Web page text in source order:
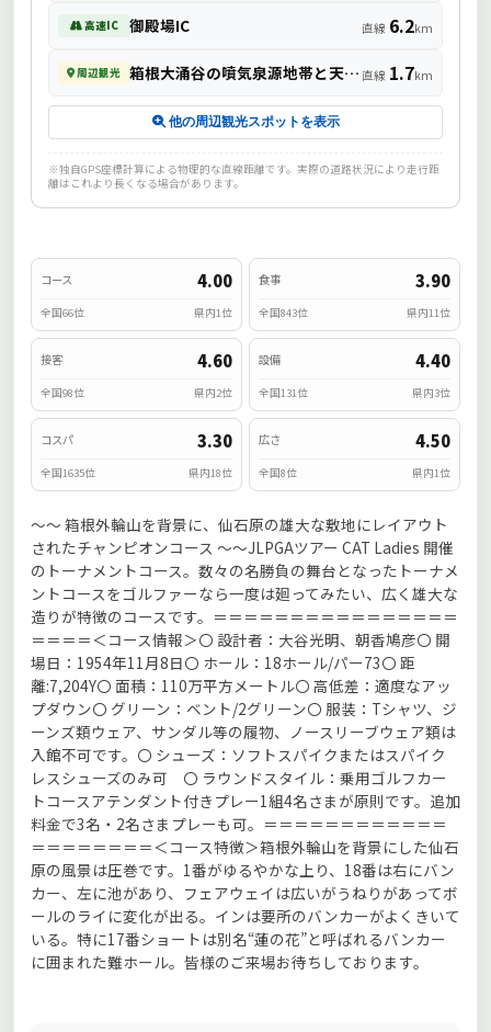
高速IC 御殿場IC 直線 6.2km
周辺観光 箱根大涌谷の噴気泉源地帯と天然岩盤湯壺「姥子の湯」 直線 1.7km
他の周辺観光スポットを表示
※独自GPS座標計算による物理的な直線距離です。実際の道路状況により走行距
離はこれより長くなる場合があります。
コース 4.00
全国66位 県内1位
食事 3.90
全国843位 県内11位
接客 4.60
全国98位 県内2位
設備 4.40
全国131位 県内3位
コスパ 3.30
全国1635位 県内18位
広さ 4.50
全国8位 県内1位
～～ 箱根外輪山を背景に、仙石原の雄大な敷地にレイアウト
されたチャンピオンコース ～～JLPGAツアー CAT Ladies 開催
のトーナメントコース。数々の名勝負の舞台となったトーナメ
ントコースをゴルファーなら一度は廻ってみたい、広く雄大な
造りが特徴のコースです。＝＝＝＝＝＝＝＝＝＝＝＝＝＝＝＝
＝＝＝＝＜コース情報＞〇 設計者：大谷光明、朝香鳩彦〇 開
場日：1954年11月8日〇 ホール：18ホール/パー73〇 距
離:7,204Y〇 面積：110万平方メートル〇 高低差：適度なアッ
プダウン〇 グリーン：ベント/2グリーン〇 服装：Tシャツ、ジ
ーンズ類ウェア、サンダル等の履物、ノースリーブウェア類は
入館不可です。〇 シューズ：ソフトスパイクまたはスパイク
レスシューズのみ可 〇 ラウンドスタイル：乗用ゴルフカー
トコースアテンダント付きプレー1組4名さまが原則です。追加
料金で3名・2名さまプレーも可。＝＝＝＝＝＝＝＝＝＝＝＝
＝＝＝＝＝＝＝＝＜コース特徴＞箱根外輪山を背景にした仙石
原の風景は圧巻です。1番がゆるやかな上り、18番は右にバン
カー、左に池があり、フェアウェイは広いがうねりがあってボ
ールのライに変化が出る。インは要所のバンカーがよくきいて
いる。特に17番ショートは別名“蓮の花”と呼ばれるバンカー
に囲まれた難ホール。皆様のご来場お待ちしております。